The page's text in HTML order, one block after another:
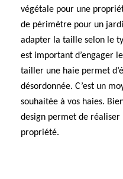
végétale pour une
de périmètre pour un
adapter la taille selon le
est important d’engager
tailler une haie permet
désordonnée. C’est un
souhaitée à vos haies.
design permet de
propriété.